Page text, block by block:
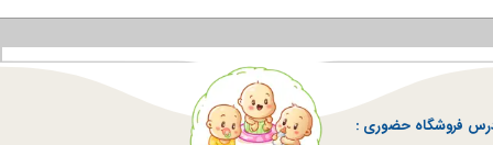
فروشگاه حضوری :